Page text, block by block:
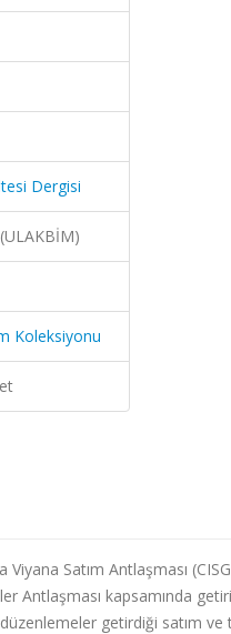
Dergisi
Koleksiyonu
Satım Antlaşması
kapsamında
getirdiği satım